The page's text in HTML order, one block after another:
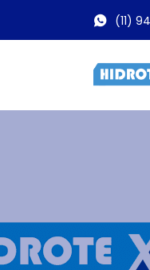
(11)